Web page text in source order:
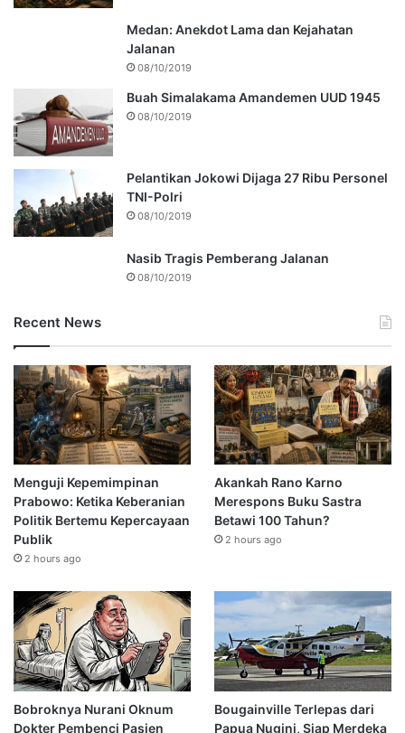
Medan: Anekdot Lama dan Kejahatan
Jalanan
08/10/2019
Buah Simalakama Amandemen UUD 1945
08/10/2019
Pelantikan Jokowi Dijaga 27 Ribu Personel
TNI-Polri
08/10/2019
Nasib Tragis Pemberang Jalanan
08/10/2019
Recent News
Menguji Kepemimpinan
Prabowo: Ketika Keberanian
Politik Bertemu Kepercayaan
Publik
2 hours ago
Akankah Rano Karno
Merespons Buku Sastra
Betawi 100 Tahun?
2 hours ago
Bobroknya Nurani Oknum
Dokter Pembenci Pasien
Bougainville Terlepas dari
Papua Nugini, Siap Merdeka